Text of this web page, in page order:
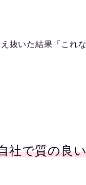
抜いた結果「これ
社で質の良